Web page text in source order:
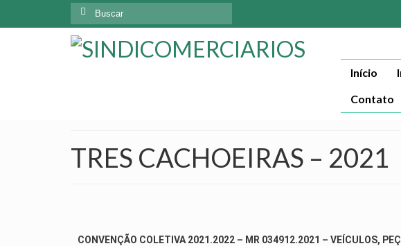
Início
Contato
TRES CACHOEIRAS – 2021
CONVENÇÃO COLETIVA 2021.2022 – MR 034912.2021 – VEÍCULOS,